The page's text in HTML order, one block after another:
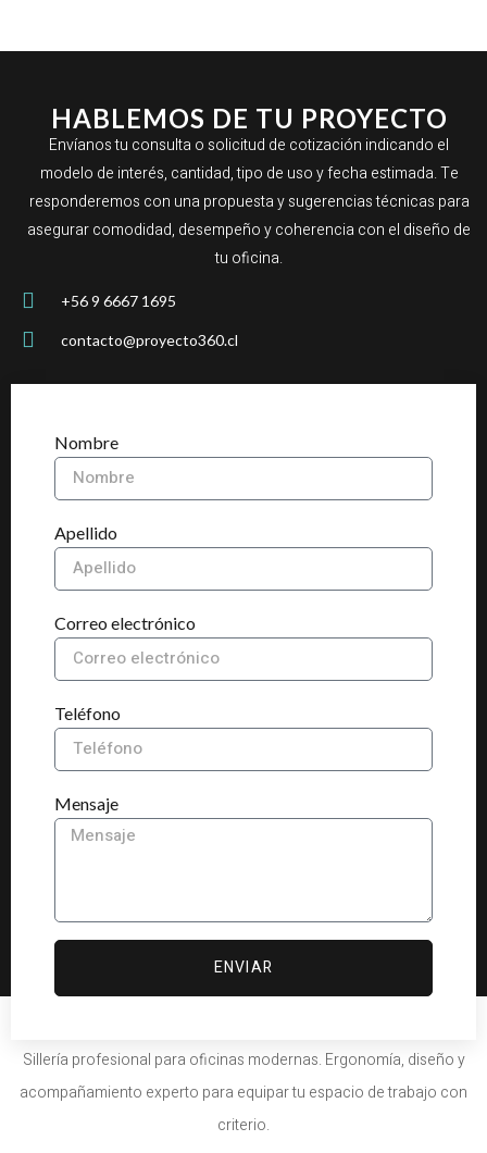
HABLEMOS DE TU PROYECTO
Envíanos tu consulta o solicitud de cotización indicando el
modelo de interés, cantidad, tipo de uso y fecha estimada. Te
responderemos con una propuesta y sugerencias técnicas para
asegurar comodidad, desempeño y coherencia con el diseño de
tu oficina.
+56 9 6667 1695
contacto@proyecto360.cl
Nombre
Apellido
Correo electrónico
Teléfono
Mensaje
ENVIAR
Sillería profesional para oficinas modernas. Ergonomía, diseño y
acompañamiento experto para equipar tu espacio de trabajo con
criterio.